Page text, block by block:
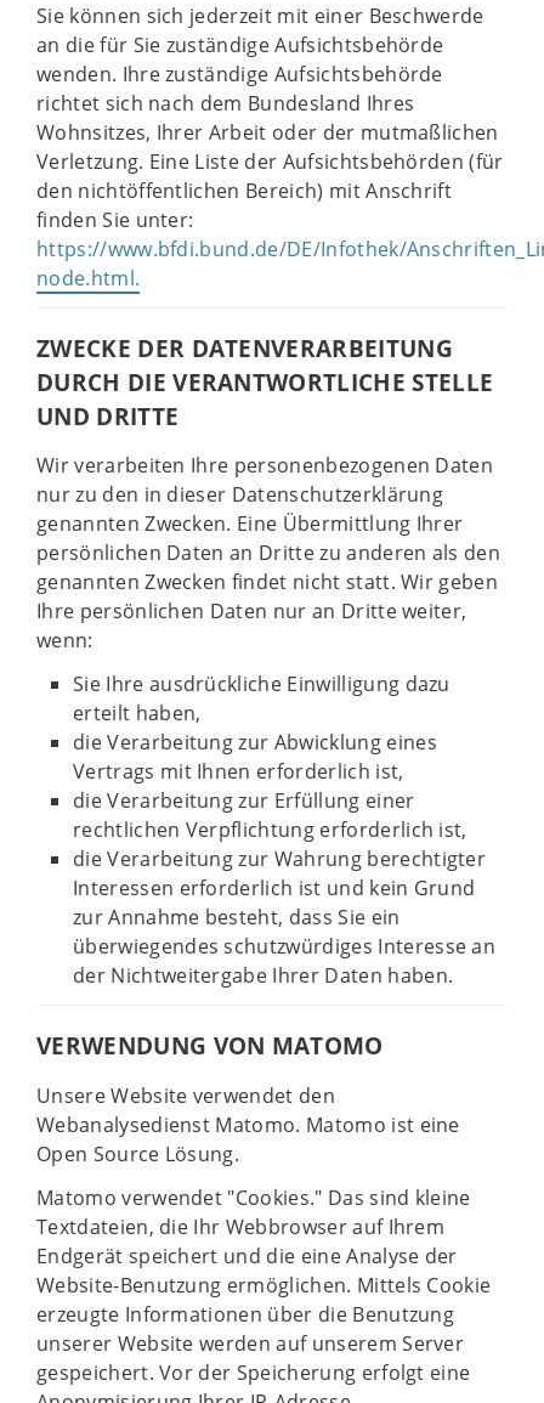
Sie können sich jederzeit mit einer Beschwerde
an die für Sie zuständige Aufsichtsbehörde
wenden. Ihre zuständige Aufsichtsbehörde
richtet sich nach dem Bundesland Ihres
Wohnsitzes, Ihrer Arbeit oder der mutmaßlichen
Verletzung. Eine Liste der Aufsichtsbehörden (für
den nichtöffentlichen Bereich) mit Anschrift
finden Sie unter:
https://www.bfdi.bund.de/DE/Infothek/
node.html.
ZWECKE DER DATENVERARBEITUNG
DURCH DIE VERANTWORTLICHE STELLE
UND DRITTE
Wir verarbeiten Ihre personenbezogenen Daten
nur zu den in dieser Datenschutzerklärung
genannten Zwecken. Eine Übermittlung Ihrer
persönlichen Daten an Dritte zu anderen als den
genannten Zwecken findet nicht statt. Wir geben
Ihre persönlichen Daten nur an Dritte weiter,
wenn:
Sie Ihre ausdrückliche Einwilligung dazu
erteilt haben,
die Verarbeitung zur Abwicklung eines
Vertrags mit Ihnen erforderlich ist,
die Verarbeitung zur Erfüllung einer
rechtlichen Verpflichtung erforderlich ist,
die Verarbeitung zur Wahrung berechtigter
Interessen erforderlich ist und kein Grund
zur Annahme besteht, dass Sie ein
überwiegendes schutzwürdiges Interesse an
der Nichtweitergabe Ihrer Daten haben.
VERWENDUNG VON MATOMO
Unsere Website verwendet den
Webanalysedienst Matomo. Matomo ist eine
Open Source Lösung.
Matomo verwendet "Cookies." Das sind kleine
Textdateien, die Ihr Webbrowser auf Ihrem
Endgerät speichert und die eine Analyse der
Website-Benutzung ermöglichen. Mittels Cookie
erzeugte Informationen über die Benutzung
unserer Website werden auf unserem Server
gespeichert. Vor der Speicherung erfolgt eine